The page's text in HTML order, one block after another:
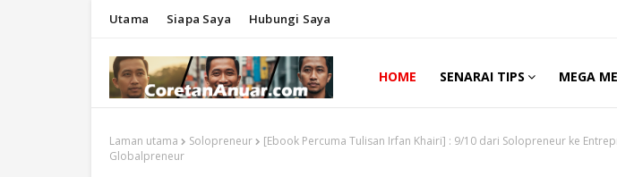
Utama Siapa Saya Hubungi Saya
HOME SENARAI TIPS MEGA
Laman utama Solopreneur
[Ebook Percuma Tulisan Irfan Khairi] : 9/10 dari Solopreneur ke
Globalpreneur